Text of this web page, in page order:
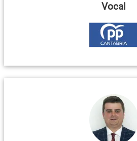
Vocal